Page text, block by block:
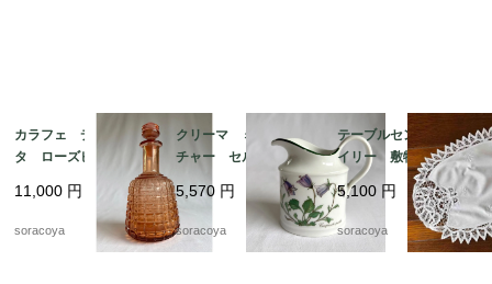
カラフェ デキャン
タ ローズピンク アー
ルデコ 水差し 19tw
m16
11,000 円
soracoya
クリーマ ミルクピッ
チャー セルトマンヴ
ァイデン ババリア 1
2kwew13
5,570 円
soracoya
テーブルセンター ド
イリー 敷物 レース
リネン オーバル型 12
clec3
5,100 円
soracoya